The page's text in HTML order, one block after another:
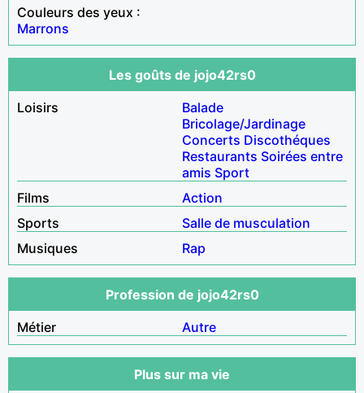
Couleurs des yeux :
Marrons
Les goûts de jojo42rs0
Loisirs
Balade
Bricolage/Jardinage
Concerts Discothéques
Restaurants Soirées entre
amis Sport
Films
Action
Sports
Salle de musculation
Musiques
Rap
Profession de jojo42rs0
Métier
Autre
Plus sur ma vie